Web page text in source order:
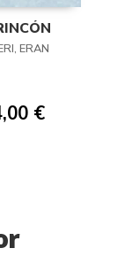
ERAN
€